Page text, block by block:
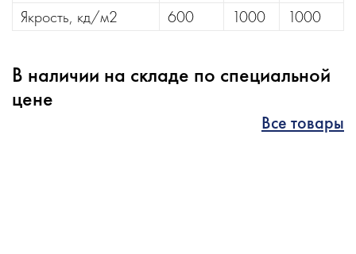
Якрость, кд/м2 600 1000 1000
В наличии на складе по специальной
цене
Все товары